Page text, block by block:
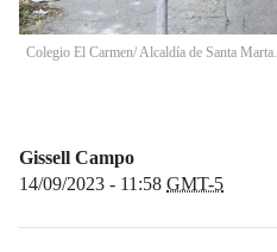
Colegio El Carmen/ Alcaldía de Santa Marta.
Gissell Campo
14/09/2023 - 11:58 GMT-5